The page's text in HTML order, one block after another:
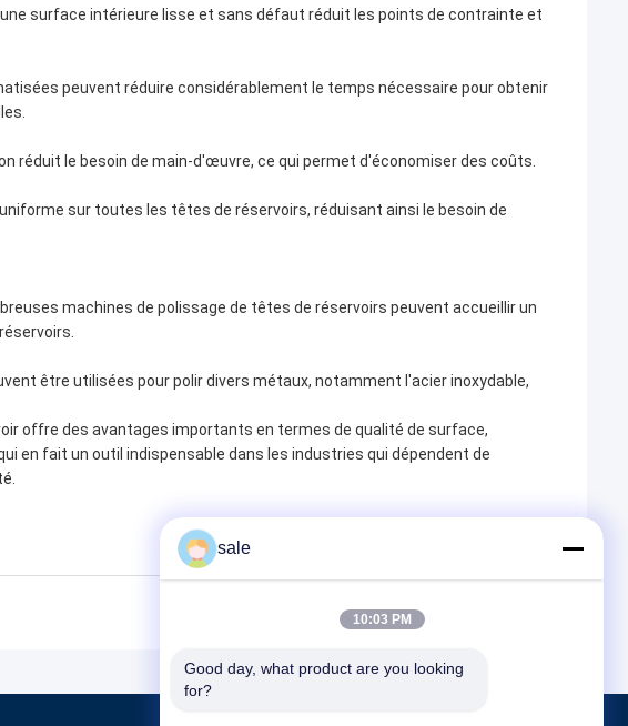
surface intérieure lisse et sans défaut réduit les points de contrainte et
peuvent réduire considérablement le temps nécessaire pour obtenir
réduit le besoin de main-d'œuvre, ce qui permet d'économiser des coûts.
sur toutes les têtes de réservoirs, réduisant ainsi le besoin de
machines de polissage de têtes de réservoirs peuvent accueillir un
être utilisées pour polir divers métaux, notamment l'acier inoxydable,
offre des avantages importants en termes de qualité de surface,
en fait un outil indispensable dans les industries qui dépendent de
sale
10:03 PM
Good day, what product are you looking
for?